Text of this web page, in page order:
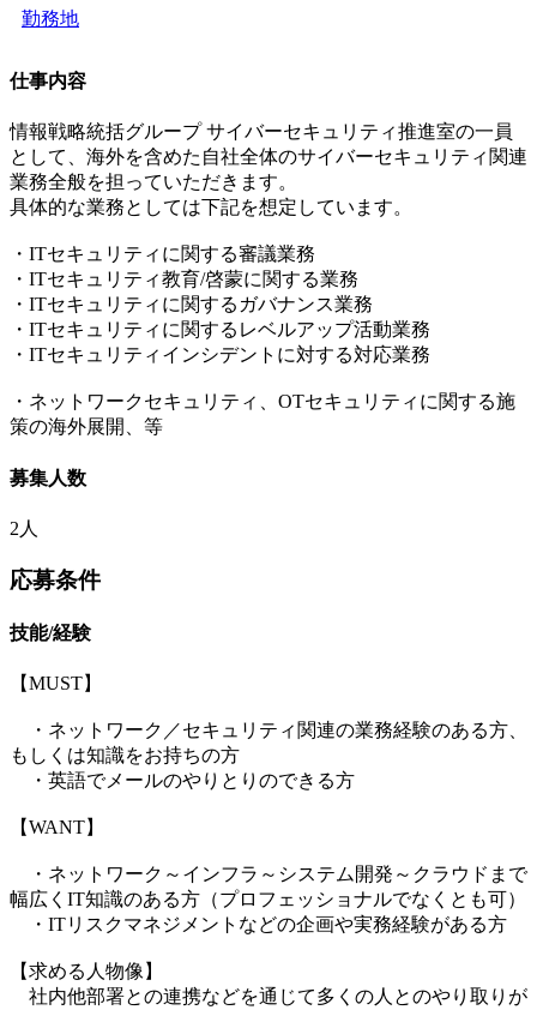
勤務地
仕事内容
情報戦略統括グループ サイバーセキュリティ推進室の一員
として、海外を含めた自社全体のサイバーセキュリティ関連
業務全般を担っていただきます。
具体的な業務としては下記を想定しています。
・ITセキュリティに関する審議業務
・ITセキュリティ教育/啓蒙に関する業務
・ITセキュリティに関するガバナンス業務
・ITセキュリティに関するレベルアップ活動業務
・ITセキュリティインシデントに対する対応業務
・ネットワークセキュリティ、OTセキュリティに関する施
策の海外展開、等
募集人数
2人
応募条件
技能/経験
【MUST】
・ネットワーク／セキュリティ関連の業務経験のある方、
もしくは知識をお持ちの方
・英語でメールのやりとりのできる方
【WANT】
・ネットワーク～インフラ～システム開発～クラウドまで
幅広くIT知識のある方（プロフェッショナルでなくとも可）
・ITリスクマネジメントなどの企画や実務経験がある方
【求める人物像】
社内他部署との連携などを通じて多くの人とのやり取りが